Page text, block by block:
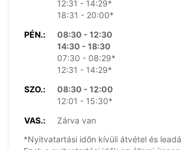
12:31 - 14:29*
18:31 - 20:00*
PÉN.:
08:30 - 12:30
14:30 - 18:30
07:30 - 08:29*
12:31 - 14:29*
SZO.:
08:30 - 12:00
12:01 - 15:30*
VAS.:
Zárva van
*Nyitvatartási időn kívüli átvétel és